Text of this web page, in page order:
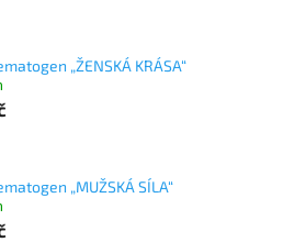
„ŽENSKÁ KRÁSA“
„MUŽSKÁ SÍLA“